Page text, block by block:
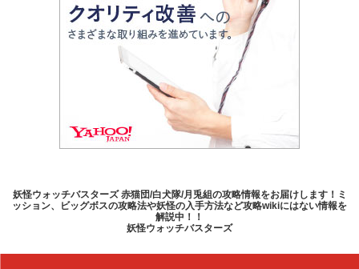
妖怪ウォッチバスターズ 赤猫団/白犬隊/月兎組の攻略情報をお届けします！ミ
ッション、ビッグボスの攻略法や妖怪の入手方法など攻略wikiにはない情報を
解説中！！
妖怪ウォッチバスターズ